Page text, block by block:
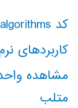
کد classical AI search algorithms
کاربردهای
مشاهده
متلب